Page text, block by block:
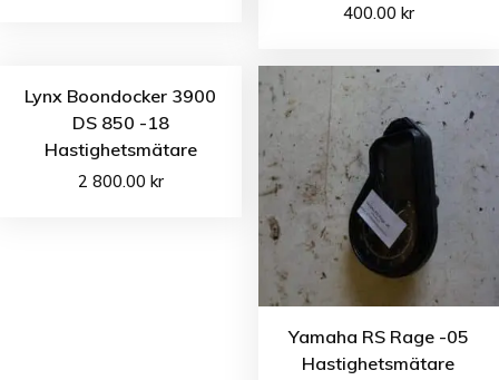
400.00 kr
Lynx Boondocker 3900
DS 850 -18
Hastighetsmätare
2 800.00 kr
Yamaha RS Rage -05
Hastighetsmätare